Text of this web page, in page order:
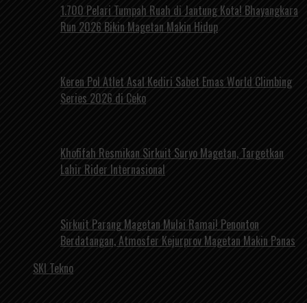
1.700 Pelari Tumpah Ruah di Jantung Kota! Bhayangkara
Run 2026 Bikin Magetan Makin Hidup
Keren Pol Atlet Asal Kediri Sabet Emas World Climbing
Series 2026 di Ceko
Khofifah Resmikan Sirkuit Suryo Magetan, Targetkan
Lahir Rider Internasional
Sirkuit Parang Magetan Mulai Ramai! Penonton
Berdatangan, Atmosfer Kejurprov Magetan Makin Panas
SKI Tekno